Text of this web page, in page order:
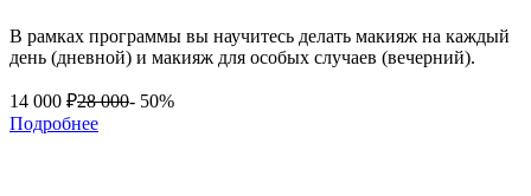
В рамках программы вы научитесь делать макияж на каждый
день (дневной) и макияж для особых случаев (вечерний).
14 000 ₽28 000- 50%
Подробнее